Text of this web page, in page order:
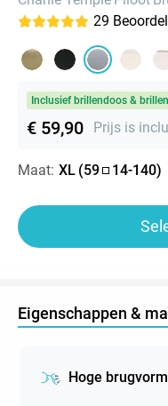
29
Inclusief brillendoos &
€ 59,90 Prijs is
Maat: XL (59 14-140)
Eigenschappen &
Hoge brugvorm